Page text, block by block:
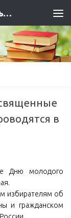
МБУК "ЦБС Липецкого муниципального района"
в
Дню молодого
избирателям️ об
и гражданском